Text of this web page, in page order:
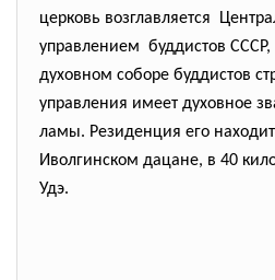
церковь возглавляется
управлением буддистов
духовном соборе буддистов
управления имеет духовное
ламы. Резиденция его
Иволгинском дацане, в 40
Удэ.